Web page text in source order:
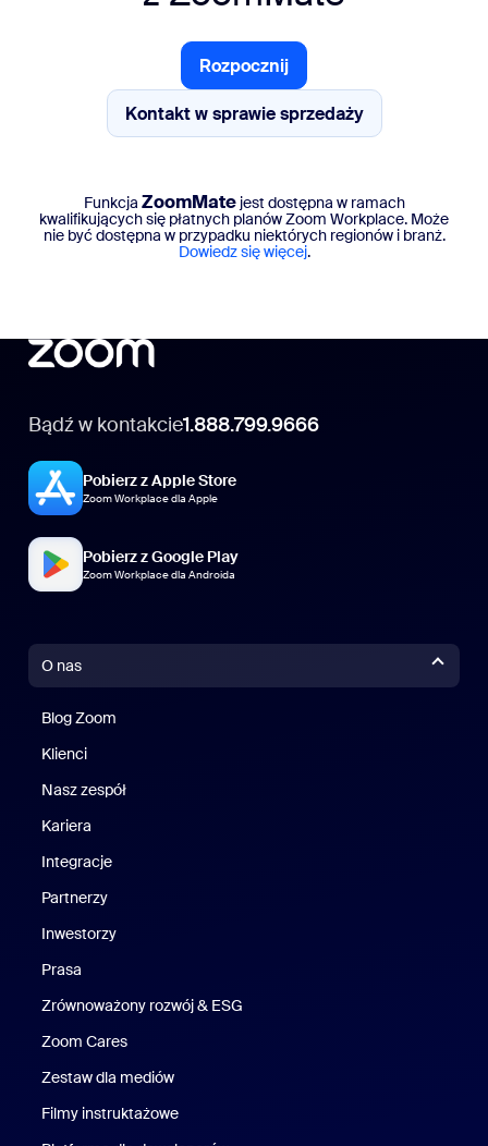
Rozpocznij
Rozpocznij
Kontakt w sprawie sprzedaży
Kontakt w sprawie sprzedaży
Funkcja ZoomMatejest dostępna w ramach
kwalifikujących się płatnych planów Zoom Workplace. Może
nie być dostępna w przypadku niektórych regionów i branż.
Dowiedz się więcej.
Bądź w kontakcie1.888.799.9666
Pobierz z Apple Store
Zoom Workplace dla Apple
Pobierz z Google Play
Zoom Workplace dla Androida
O nas
Blog Zoom
Klienci
Nasz zespół
Kariera
Integracje
Partnerzy
Inwestorzy
Prasa
Zrównoważony rozwój & ESG
Zoom Cares
Zestaw dla mediów
Filmy instruktażowe